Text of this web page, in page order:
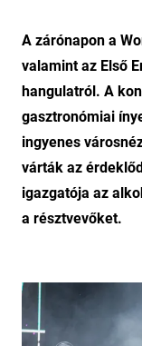
A zárónapon a
valamint az Első
hangulatról. A
gasztronómiai
ingyenes
várták az
igazgatója az
a résztvevőket.